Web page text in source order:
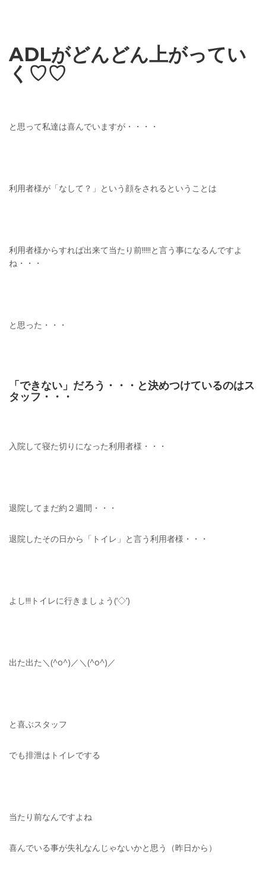
ADLがどんどん上がってい
く♡♡
と思って私達は喜んでいますが・・・・
利用者様が「なして？」という顔をされるということは
利用者様からすれば出来て当たり前!!!!!と言う事になるんですよ
ね・・・
と思った・・・
「できない」だろう・・・と決めつけているのはス
タッフ・・・
入院して寝た切りになった利用者様・・・
退院してまだ約２週間・・・
退院したその日から「トイレ」と言う利用者様・・・
よし!!!トイレに行きましょう(‘◇’)ゞ
出た出た＼(^o^)／＼(^o^)／
と喜ぶスタッフ
でも排泄はトイレでする
当たり前なんですよね
喜んでいる事が失礼なんじゃないかと思う（昨日から）